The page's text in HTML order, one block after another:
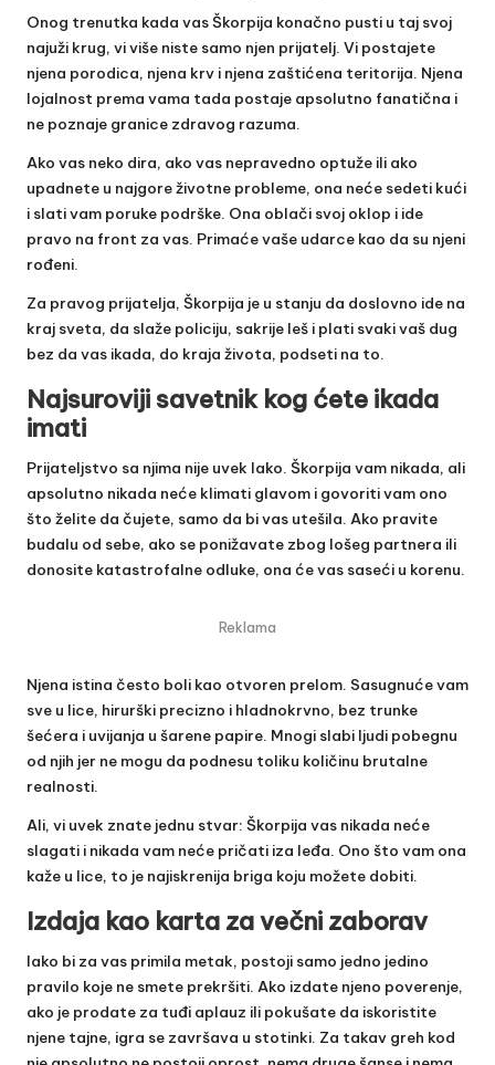
Onog trenutka kada vas Škorpija konačno pusti u taj svoj
najuži krug, vi više niste samo njen prijatelj. Vi postajete
njena porodica, njena krv i njena zaštićena teritorija. Njena
lojalnost prema vama tada postaje apsolutno fanatična i
ne poznaje granice zdravog razuma.
Ako vas neko dira, ako vas nepravedno optuže ili ako
upadnete u najgore životne probleme, ona neće sedeti kući
i slati vam poruke podrške. Ona oblači svoj oklop i ide
pravo na front za vas. Primaće vaše udarce kao da su njeni
rođeni.
Za pravog prijatelja, Škorpija je u stanju da doslovno ide na
kraj sveta, da slaže policiju, sakrije leš i plati svaki vaš dug
bez da vas ikada, do kraja života, podseti na to.
Najsuroviji savetnik kog ćete ikada
imati
Prijateljstvo sa njima nije uvek lako. Škorpija vam nikada, ali
apsolutno nikada neće klimati glavom i govoriti vam ono
što želite da čujete, samo da bi vas utešila. Ako pravite
budalu od sebe, ako se ponižavate zbog lošeg partnera ili
donosite katastrofalne odluke, ona će vas saseći u korenu.
Reklama
Njena istina često boli kao otvoren prelom. Sasugnuće vam
sve u lice, hirurški precizno i hladnokrvno, bez trunke
šećera i uvijanja u šarene papire. Mnogi slabi ljudi pobegnu
od njih jer ne mogu da podnesu toliku količinu brutalne
realnosti.
Ali, vi uvek znate jednu stvar: Škorpija vas nikada neće
slagati i nikada vam neće pričati iza leđa. Ono što vam ona
kaže u lice, to je najiskrenija briga koju možete dobiti.
Izdaja kao karta za večni zaborav
Iako bi za vas primila metak, postoji samo jedno jedino
pravilo koje ne smete prekršiti. Ako izdate njeno poverenje,
ako je prodate za tuđi aplauz ili pokušate da iskoristite
njene tajne, igra se završava u stotinki. Za takav greh kod